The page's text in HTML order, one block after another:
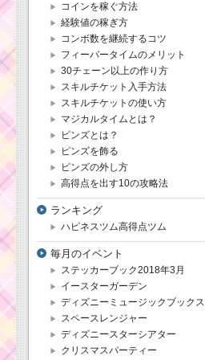
コインを稼ぐ方法
経験値の稼ぎ方
コンボ数を継続するコツ
フィーバータイムのメリット
30チェーン以上の作り方
スキルチケット入手方法
スキルチケットの使い方
マジカルタイムとは？
ピンズとは？
ピンズを飾る
ピンズの外し方
高得点を出す10の攻略法
ランキング
ハピネスツム高得点ツム
毎月のイベント
ステッカーブック2018年3月
イースターガーデン
ディズニーミュージックブックス
スペースレンジャー
ディズニースターシアター
クリスマスパーティー